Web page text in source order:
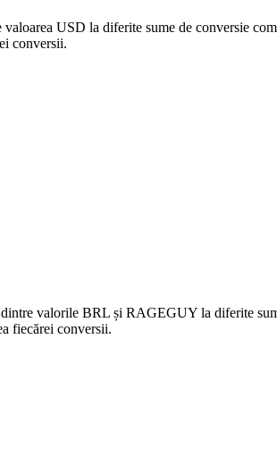
USD la diferite sume de conversie
conversii.
valorile BRL și RAGEGUY la diferite
fiecărei conversii.